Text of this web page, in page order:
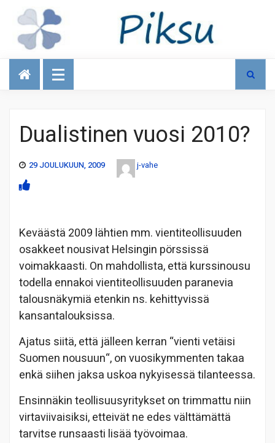
Talous
Dualistinen vuosi 2010?
29 JOULUKUUN, 2009 j-vahe
Keväästä 2009 lähtien mm. vientiteollisuuden
osakkeet nousivat Helsingin pörssissä
voimakkaasti. On mahdollista, että kurssinousu
todella ennakoi vientiteollisuuden paranevia
talousnäkymiä etenkin ns. kehittyvissä
kansantalouksissa.
Ajatus siitä, että jälleen kerran “vienti vetäisi
Suomen nousuun“, on vuosikymmenten takaa
enkä siihen jaksa uskoa nykyisessä tilanteessa.
Ensinnäkin teollisuusyritykset on trimmattu niin
virtaviivaisiksi, etteivät ne edes välttämättä
tarvitse runsaasti lisää työvoimaa.